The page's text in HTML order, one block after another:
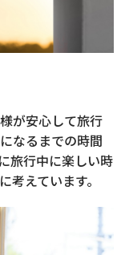
が安心して旅行
なるまでの時間
旅行中に楽しい時
えています。